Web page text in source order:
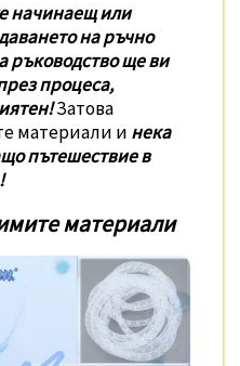
начинаещ или
на ръчно
ръководство ще ви
процеса,
Затова
материали и нека
пътешествие в
материали